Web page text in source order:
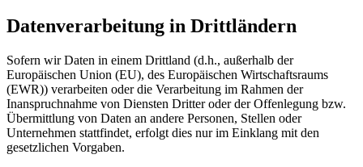
Datenverarbeitung in Drittländern
Sofern wir Daten in einem Drittland (d.h., außerhalb der
Europäischen Union (EU), des Europäischen Wirtschaftsraums
(EWR)) verarbeiten oder die Verarbeitung im Rahmen der
Inanspruchnahme von Diensten Dritter oder der Offenlegung bzw.
Übermittlung von Daten an andere Personen, Stellen oder
Unternehmen stattfindet, erfolgt dies nur im Einklang mit den
gesetzlichen Vorgaben.